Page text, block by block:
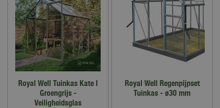
Royal Well Tuinkas Kate I
Groengrijs -
Veiligheidsglas
Royal Well Regenpijpset
Tuinkas - ø30 mm